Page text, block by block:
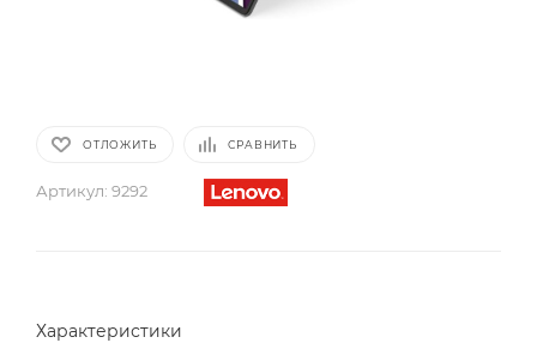
ОТЛОЖИТЬ СРАВНИТЬ
Артикул: 9292
Характеристики